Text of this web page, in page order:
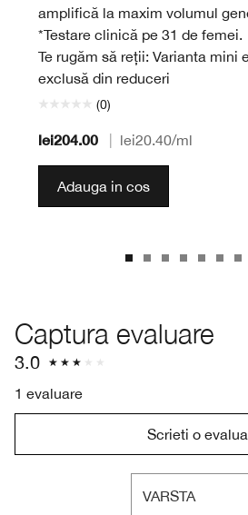
amplifică la maxim volumul
*Testare clinică pe 31 de femei.
Te rugăm să reții: Varianta mini
exclusă din reduceri
(0)
lei204.00 lei20.40/ml
Adauga in cos
Captura evaluare
3.0
1 evaluare
Scrieti o
VARSTA
FILTRAȚI